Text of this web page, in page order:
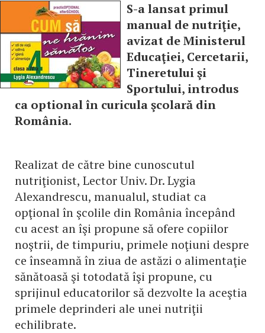
S-a lansat primul
manual de nutriţie,
avizat de Ministerul
Educaţiei, Cercetarii,
Tineretului şi
Sportului, introdus
ca optional în curicula şcolară din
România.
Realizat de către bine cunoscutul
nutriţionist, Lector Univ. Dr. Lygia
Alexandrescu, manualul, studiat ca
opţional în şcolile din România începând
cu acest an îşi propune să ofere copiilor
noştrii, de timpuriu, primele noţiuni despre
ce înseamnă în ziua de astăzi o alimentaţie
sănătoasă şi totodată îşi propune, cu
sprijinul educatorilor să dezvolte la aceştia
primele deprinderi ale unei nutriţii
echilibrate.